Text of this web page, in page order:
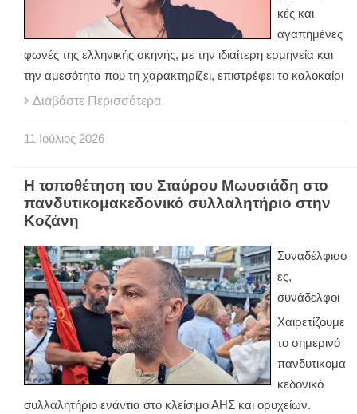
κές και
αγαπημένες
φωνές της ελληνικής σκηνής, με την ιδιαίτερη ερμηνεία και
την αμεσότητα που τη χαρακτηρίζει, επιστρέφει το καλοκαίρι
Διαβάστε Περισσότερα
11 Ιούλιος 2026
Η τοποθέτηση του Σταύρου Μωυσιάδη στο
πανδυτικομακεδονικό συλλαλητήριο στην
Κοζάνη
Συναδέλφισσ
ες,
συνάδελφοι
Χαιρετίζουμε
το σημερινό
πανδυτικομα
κεδονικό
συλλαλητήριο ενάντια στο κλείσιμο ΑΗΣ και ορυχείων.